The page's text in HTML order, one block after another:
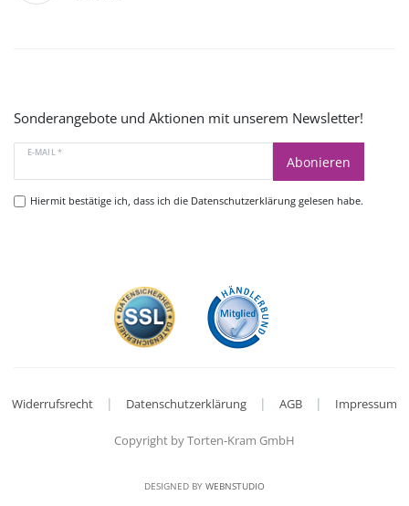
Sonderangebote und Aktionen mit unserem Newsletter!
E-MAIL *
Abonieren
Hiermit bestätige ich, dass ich die Datenschutzerklärunggelesen habe.
Widerrufsrecht | Datenschutzerklärung | AGB | Impressum
Copyright by Torten-Kram GmbH
DESIGNED BY WEBNSTUDIO